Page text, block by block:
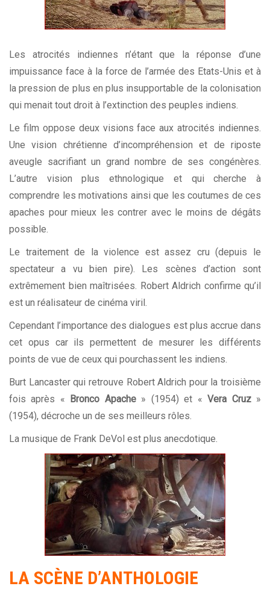
Les atrocités indiennes n’étant que la réponse d’une
impuissance face à la force de l’armée des Etats-Unis et à
la pression de plus en plus insupportable de la colonisation
qui menait tout droit à l’extinction des peuples indiens.
Le film oppose deux visions face aux atrocités indiennes.
Une vision chrétienne d’incompréhension et de riposte
aveugle sacrifiant un grand nombre de ses congénères.
L’autre vision plus ethnologique et qui cherche à
comprendre les motivations ainsi que les coutumes de ces
apaches pour mieux les contrer avec le moins de dégâts
possible.
Le traitement de la violence est assez cru (depuis le
spectateur a vu bien pire). Les scènes d’action sont
extrêmement bien maîtrisées. Robert Aldrich confirme qu’il
est un réalisateur de cinéma viril.
Cependant l’importance des dialogues est plus accrue dans
cet opus car ils permettent de mesurer les différents
points de vue de ceux qui pourchassent les indiens.
Burt Lancaster qui retrouve Robert Aldrich pour la troisième
fois après «
Bronco Apache» (1954) et «Vera Cruz»
(1954), décroche un de ses meilleurs rôles.
La musique de Frank DeVol est plus anecdotique.
LA SCÈNE D’ANTHOLOGIE